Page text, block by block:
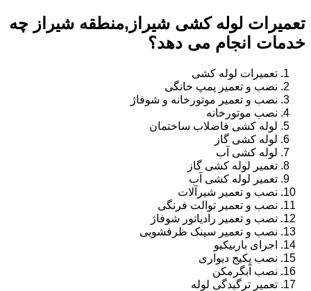
تعمیرات لوله کشی شیراز,منطقه شیراز چه
خدمات انجام می دهد؟
تعمیرات لوله کشی
نصب و تعمیر پمپ خانگی
نصب و تعمیر موتورخانه و شوفاژ
نصب موتورخانه
لوله کشی فاضلاب ساختمان
لوله کشی گاز
لوله کشی آب
تعمیر لوله کشی گاز
تعمیر لوله کشی آب
نصب و تعمیر شیرآلات
نصب و تعمیر توالت فرنگی
نصب و تعمیر رادیاتور شوفاژ
نصب و تعمیر سینک ظرفشویی
اجرای باربیکیو
نصب پکیج دیواری
نصب آبگرمکن
تعمیر ترگیدگی لوله